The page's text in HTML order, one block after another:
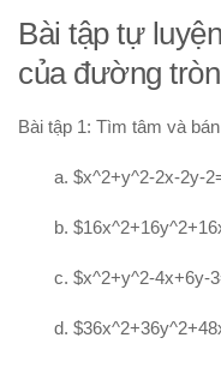
Bài tập tự
của đường tròn
Bài tập 1: Tìm tâm và
a. $x^2+y^2-2x-2y-
b.
c. $x^2+y^2-4x+6y-
d.